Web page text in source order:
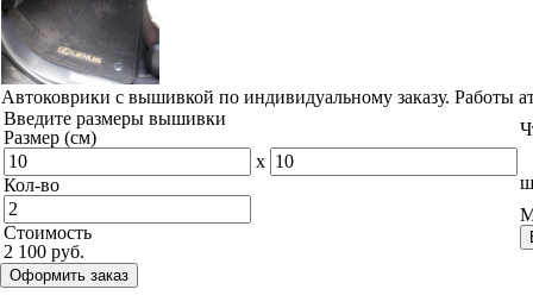
Автоковрики с вышивкой по индивидуальному заказу. Работы
Введите размеры вышивки
Размер (см)
x
Кол-во
Стоимость
2 100 руб.
Оформить заказ